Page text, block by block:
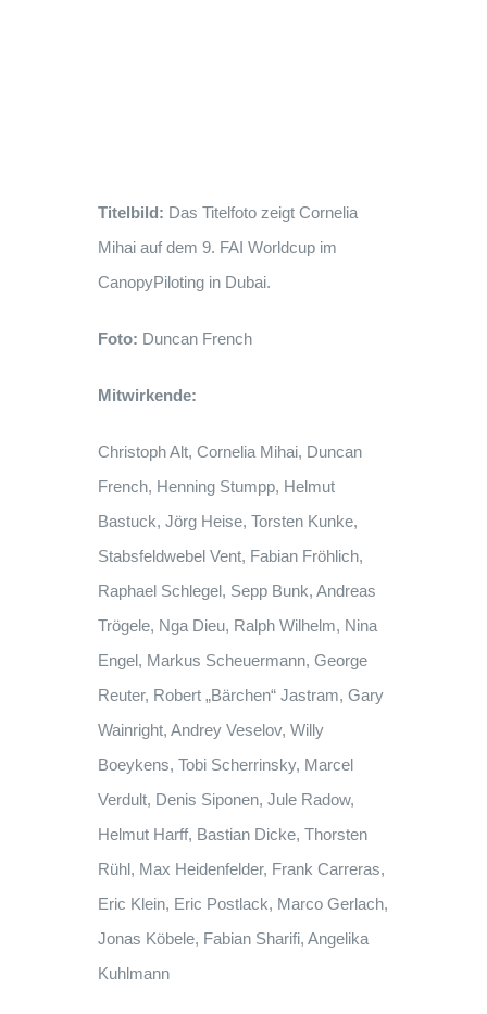
Titelbild: Das Titelfoto zeigt Cornelia
Mihai auf dem 9. FAI Worldcup im
CanopyPiloting in Dubai.
Foto: Duncan French
Mitwirkende:
Christoph Alt, Cornelia Mihai, Duncan
French, Henning Stumpp, Helmut
Bastuck, Jörg Heise, Torsten Kunke,
Stabsfeldwebel Vent, Fabian Fröhlich,
Raphael Schlegel, Sepp Bunk, Andreas
Trögele, Nga Dieu, Ralph Wilhelm, Nina
Engel, Markus Scheuermann, George
Reuter, Robert „Bärchen“ Jastram, Gary
Wainright, Andrey Veselov, Willy
Boeykens, Tobi Scherrinsky, Marcel
Verdult, Denis Siponen, Jule Radow,
Helmut Harff, Bastian Dicke, Thorsten
Rühl, Max Heidenfelder, Frank Carreras,
Eric Klein, Eric Postlack, Marco Gerlach,
Jonas Köbele, Fabian Sharifi, Angelika
Kuhlmann